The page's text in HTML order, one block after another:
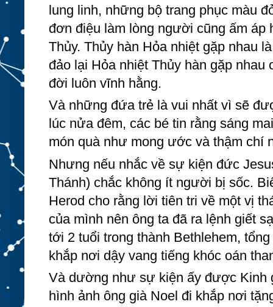
lung linh, những bộ trang phục màu
đơn điệu làm lòng người cũng ấm áp
Thủy. Thủy hàn Hỏa nhiệt gặp nhau
đảo lại Hỏa nhiệt Thủy hàn gặp
đời luôn vĩnh hằng.
Và những đứa trẻ là vui nhất vì sẽ
lúc nửa đêm, các bé tin rằng sáng
món quà như mong ước và thậm chí
Nhưng nếu nhắc về sự kiện đức
Thánh) chắc không ít người bị sốc.
Herod cho rằng lời tiên tri về một vị
của mình nên ông ta đã ra lệnh giết
tới 2 tuổi trong thành Bethlehem,
khắp nơi dậy vang tiếng khóc oán
Và dường như sự kiện ấy được Kinh
hình ảnh ông già Noel đi khắp nơi